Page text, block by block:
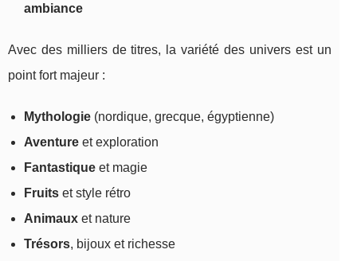
ambiance
Avec des milliers de titres, la variété des univers est un
point fort majeur :
Mythologie (nordique, grecque, égyptienne)
Aventure et exploration
Fantastique et magie
Fruits et style rétro
Animaux et nature
Trésors, bijoux et richesse